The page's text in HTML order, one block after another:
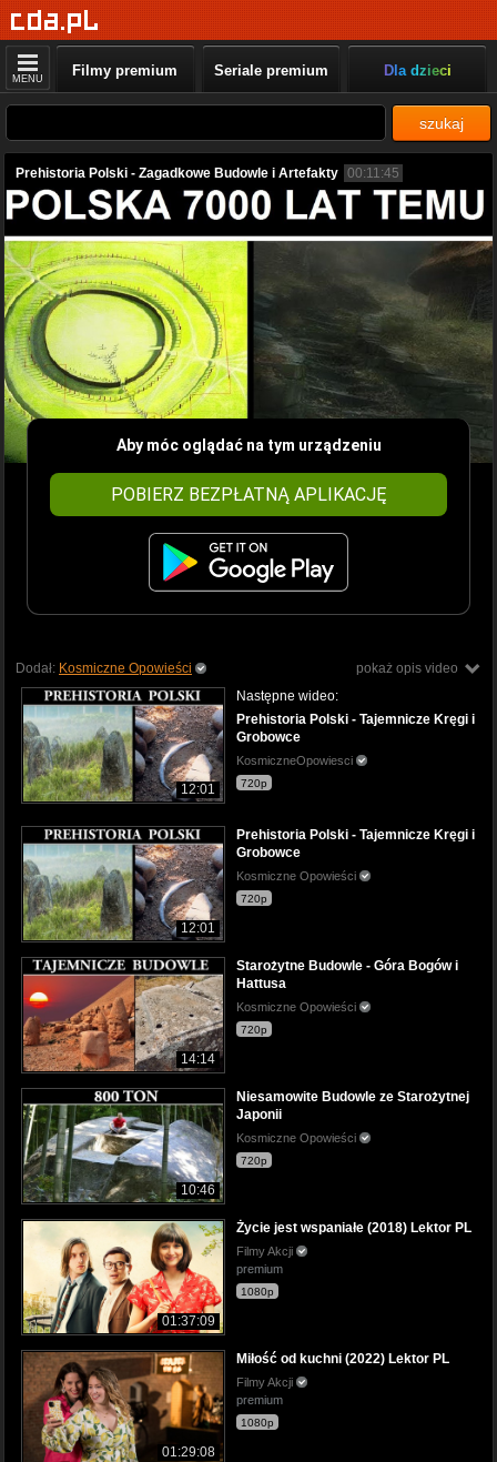
MENU Filmy premium Seriale premium Dla dzieci
szukaj
Prehistoria Polski - Zagadkowe Budowle i Artefakty 00:11:45
Aby móc oglądać na tym urządzeniu
POBIERZ BEZPŁATNĄ APLIKACJĘ
pokaż opis video
Dodał: Kosmiczne Opowieści
12:01
Następne wideo:
Prehistoria Polski - Tajemnicze Kręgi i
Grobowce
KosmiczneOpowiesci
720p
12:01
Prehistoria Polski - Tajemnicze Kręgi i
Grobowce
Kosmiczne Opowieści
720p
14:14
Starożytne Budowle - Góra Bogów i
Hattusa
Kosmiczne Opowieści
720p
10:46
Niesamowite Budowle ze Starożytnej
Japonii
Kosmiczne Opowieści
720p
01:37:09
Życie jest wspaniałe (2018) Lektor PL
Filmy Akcji
premium
1080p
01:29:08
Miłość od kuchni (2022) Lektor PL
Filmy Akcji
premium
1080p